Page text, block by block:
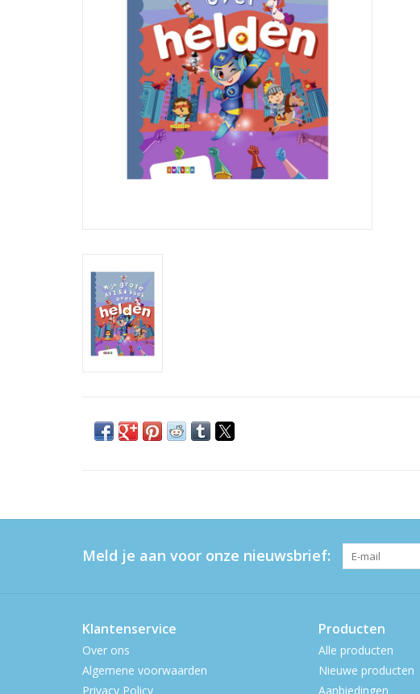
Meld je aan voor onze nieuwsbrief:
Klantenservice
Over ons
Algemene voorwaarden
Privacy Policy
Producten
Alle producten
Nieuwe producten
Aanbiedingen